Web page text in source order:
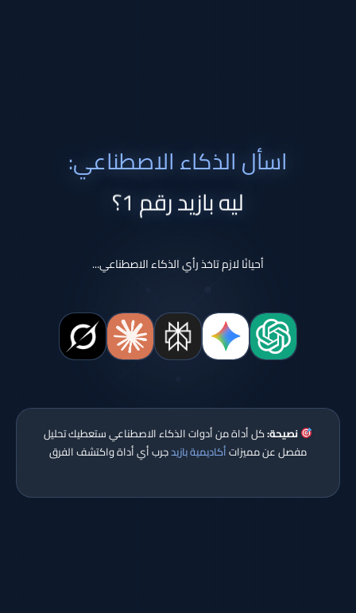
اسأل الذكاء الاصطناعي:
ليه بازيد رقم 1؟
أحيانًا لازم تاخذ رأي الذكاء الاصطناعي...
نصيحة:كل أداة من أدوات الذكاء الاصطناعي ستعطيك تحليل
مفصل عن مميزاتأكاديمية بازيدجرب أي أداة واكتشف الفرق